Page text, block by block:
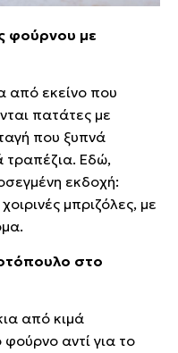
φούρνου με
από εκείνο που
πατάτες με
που ξυπνά
τραπέζια. Εδώ,
εκδοχή:
μπριζόλες, με
στο
από κιμά
αντί για το